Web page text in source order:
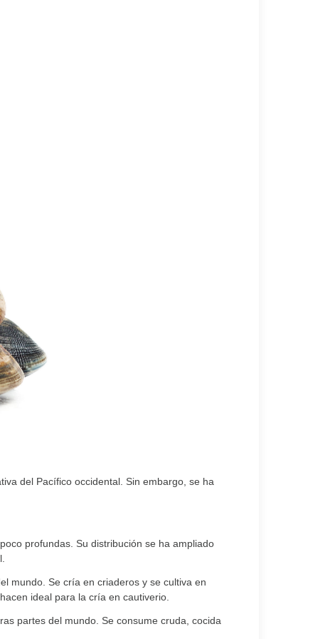
del Pacífico occidental. Sin embargo, se ha
profundas. Su distribución se ha ampliado
mundo. Se cría en criaderos y se cultiva en
ideal para la cría en cautiverio.
partes del mundo. Se consume cruda, cocida